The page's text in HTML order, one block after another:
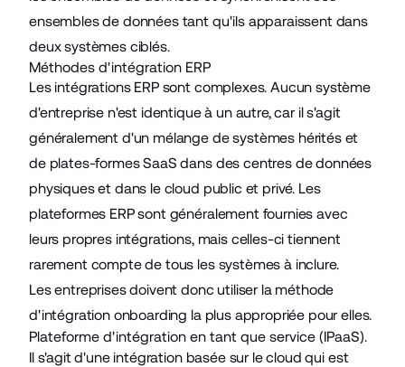
ensembles de données tant qu'ils apparaissent dans
deux systèmes ciblés.
Méthodes d'intégration ERP
Les intégrations ERP sont complexes. Aucun système
d'entreprise n'est identique à un autre, car il s'agit
généralement d'un mélange de systèmes hérités et
de plates-formes SaaS dans des centres de données
physiques et dans le cloud public et privé. Les
plateformes ERP sont généralement fournies avec
leurs propres intégrations, mais celles-ci tiennent
rarement compte de tous les systèmes à inclure.
Les entreprises doivent donc utiliser la méthode
d'intégration onboarding la plus appropriée pour elles.
Plateforme d'intégration en tant que service (IPaaS).
Il s'agit d'une intégration basée sur le cloud qui est